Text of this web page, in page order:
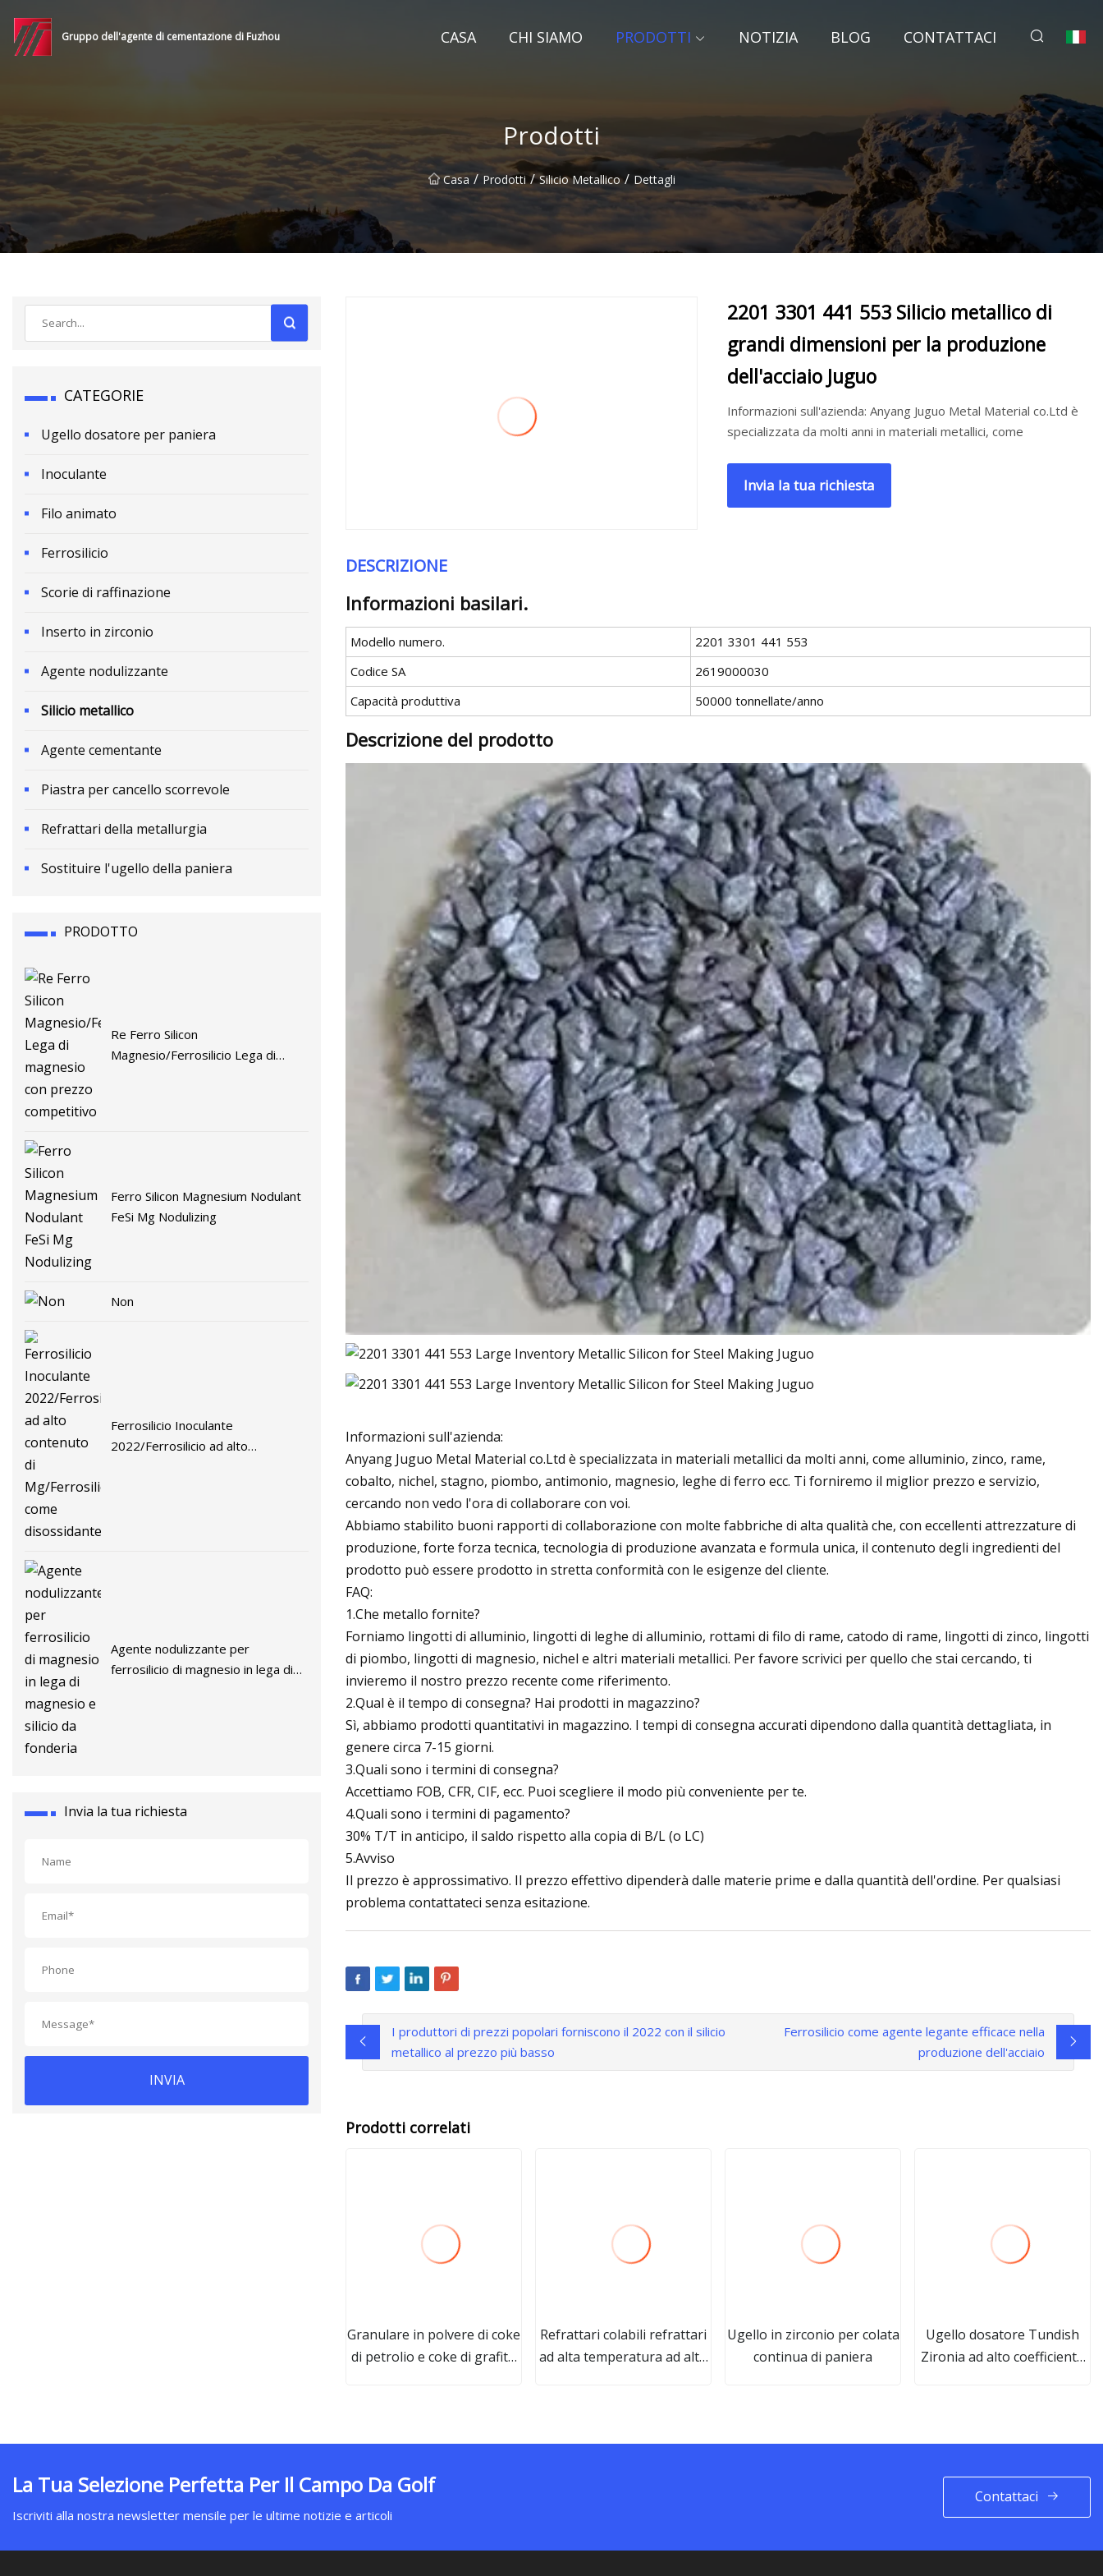
Gruppo dell'agente di cementazione di Fuzhou CASA CHI SIAMO PRODOTTI NOTIZIA BLOG CONTATTACI
Prodotti
Casa / Prodotti / Silicio Metallico / Dettagli
CATEGORIE
Ugello dosatore per paniera
Inoculante
Filo animato
Ferrosilicio
Scorie di raffinazione
Inserto in zirconio
Agente nodulizzante
Silicio metallico
Agente cementante
Piastra per cancello scorrevole
Refrattari della metallurgia
Sostituire l'ugello della paniera
PRODOTTO
Re Ferro Silicon
Magnesio/Ferrosilicio Lega di
Ferro Silicon Magnesium Nodulant
FeSi Mg Nodulizing
Non
Ferrosilicio Inoculante
2022/Ferrosilicio ad alto
Agente nodulizzante per
ferrosilicio di magnesio in lega di
Invia la tua richiesta
INVIA
2201 3301 441 553 Silicio metallico di
grandi dimensioni per la produzione
dell'acciaio Juguo
Informazioni sull'azienda: Anyang Juguo Metal Material co.Ltd è
specializzata da molti anni in materiali metallici, come
Invia la tua richiesta
DESCRIZIONE
Informazioni basilari.
Modello numero.
2201 3301 441 553
Codice SA
2619000030
Capacità produttiva
50000 tonnellate/anno
Descrizione del prodotto
Informazioni sull'azienda:
Anyang Juguo Metal Material co.Ltd è specializzata in materiali metallici da molti anni, come alluminio, zinco, rame,
cobalto, nichel, stagno, piombo, antimonio, magnesio, leghe di ferro ecc. Ti forniremo il miglior prezzo e servizio,
cercando non vedo l'ora di collaborare con voi.
Abbiamo stabilito buoni rapporti di collaborazione con molte fabbriche di alta qualità che, con eccellenti attrezzature di
produzione, forte forza tecnica, tecnologia di produzione avanzata e formula unica, il contenuto degli ingredienti del
prodotto può essere prodotto in stretta conformità con le esigenze del cliente.
FAQ:
1.Che metallo fornite?
Forniamo lingotti di alluminio, lingotti di leghe di alluminio, rottami di filo di rame, catodo di rame, lingotti di zinco, lingotti
di piombo, lingotti di magnesio, nichel e altri materiali metallici. Per favore scrivici per quello che stai cercando, ti
invieremo il nostro prezzo recente come riferimento.
2.Qual è il tempo di consegna? Hai prodotti in magazzino?
Sì, abbiamo prodotti quantitativi in ​​magazzino. I tempi di consegna accurati dipendono dalla quantità dettagliata, in
genere circa 7-15 giorni.
3.Quali sono i termini di consegna?
Accettiamo FOB, CFR, CIF, ecc. Puoi scegliere il modo più conveniente per te.
4.Quali sono i termini di pagamento?
30% T/T in anticipo, il saldo rispetto alla copia di B/L (o LC)
5.Avviso
Il prezzo è approssimativo. Il prezzo effettivo dipenderà dalle materie prime e dalla quantità dell'ordine. Per qualsiasi
problema contattateci senza esitazione.
I produttori di prezzi popolari forniscono il 2022 con il silicio
metallico al prezzo più basso
Ferrosilicio come agente legante efficace nella
produzione dell'acciaio
Prodotti correlati
Granulare in polvere di coke
di petrolio e coke di grafite
Refrattari colabili refrattari
ad alta temperatura ad alta
Ugello in zirconio per colata
continua di paniera
Ugello dosatore Tundish
Zironia ad alto coefficiente
La Tua Selezione Perfetta Per Il Campo Da Golf
Iscriviti alla nostra newsletter mensile per le ultime notizie e articoli
Contattaci